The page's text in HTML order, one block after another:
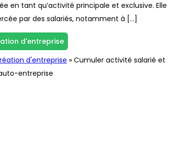
en tant qu’activité principale et exclusive. Elle
par des salariés, notamment à […]
d'entreprise
d'entreprise » Cumuler activité salarié et
entreprise